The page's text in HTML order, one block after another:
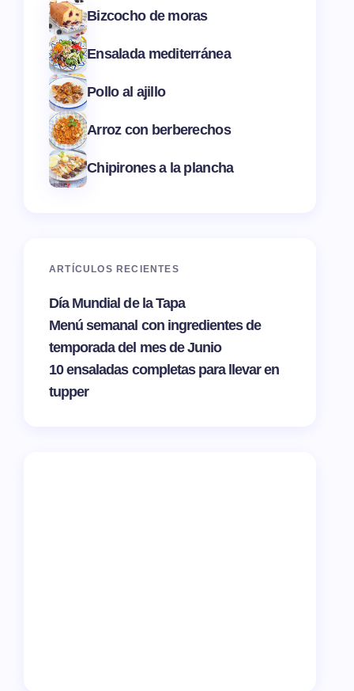
Bizcocho de moras
Ensalada mediterránea
Pollo al ajillo
Arroz con berberechos
Chipirones a la plancha
ARTÍCULOS RECIENTES
Día Mundial de la Tapa
Menú semanal con ingredientes de
temporada del mes de Junio
10 ensaladas completas para llevar en
tupper